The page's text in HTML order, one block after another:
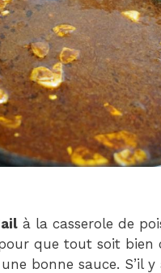
à la casserole de
que tout soit bien
bonne sauce. S’il y